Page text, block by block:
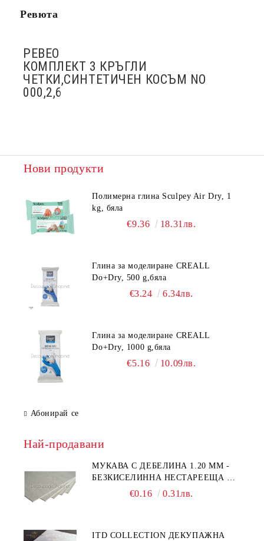
Ревюта
PEBEO
КОМПЛЕКТ 3 КРЪГЛИ
ЧЕТКИ,СИНТЕТИЧЕН КОСЪМ NO
000,2,6
Нови продукти
Полимерна глина Sculpey Air Dry, 1
kg, бяла
€9.36 18.31лв.
Глина за моделиране CREALL
Do+Dry, 500 g,бяла
€3.24 6.34лв.
Глина за моделиране CREALL
Do+Dry, 1000 g,бяла
€5.16 10.09лв.
Абонирай се
Най-продавани
МУКАВА С ДЕБЕЛИНА 1.20 MM -
БЕЗКИСЕЛИННА НЕСТАРЕЕЩА А5
- 210 Х 150ММ
€0.16 0.31лв.
ITD COLLECTION ДЕКУПАЖНА